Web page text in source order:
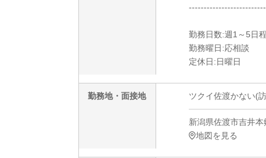
勤務日数:週1～5日
勤務曜日:応相談
定休日:日曜日
勤務地・面接地 ツクイ佐渡かない(
新潟県佐渡市吉井
地図を見る